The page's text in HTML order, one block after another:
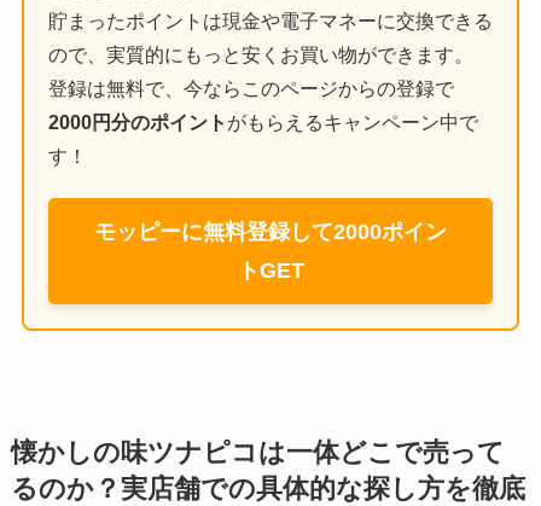
貯まったポイントは現金や電子マネーに交換できる
ので、実質的にもっと安くお買い物ができます。
登録は無料で、今ならこのページからの登録で
2000円分のポイント がもらえるキャンペーン中で
す！
モッピーに無料登録して2000ポイン
トGET
懐かしの味ツナピコは一体どこで売って
るのか？実店舗での具体的な探し方を徹底